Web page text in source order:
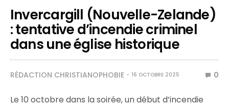
Invercargill (Nouvelle-Zelande)
: tentative d’incendie criminel
dans une église historique
RÉDACTION CHRISTIANOPHOBIE 16 OCTOBRE 2025 0
Le 10 octobre dans la soirée, un début d’incendie